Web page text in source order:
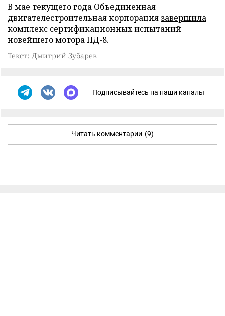
В мае текущего года Объединенная
двигателестроительная корпорация завершила
комплекс сертификационных испытаний
новейшего мотора ПД-8.
Текст: Дмитрий Зубарев
Подписывайтесь на наши каналы
Читать комментарии (9)